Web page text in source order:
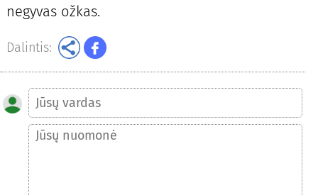
negyvas ožkas.
Dalintis: